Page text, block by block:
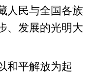
人民与全国各族
、发展的光明大
平解放为起